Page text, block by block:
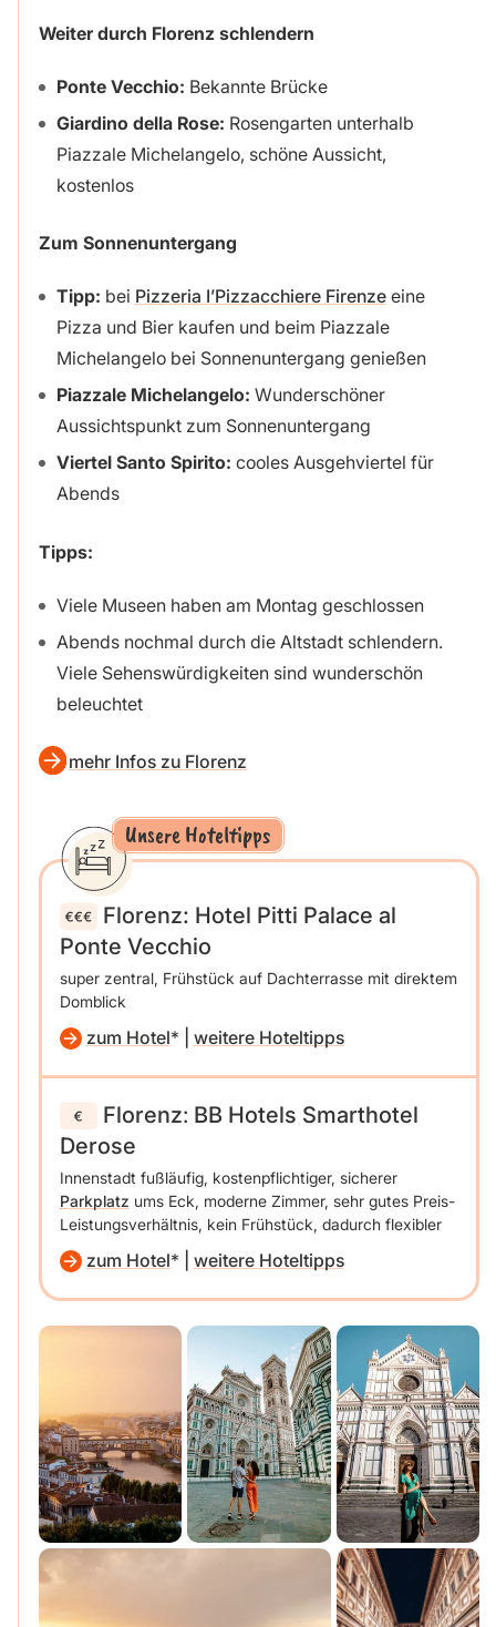
Weiter durch Florenz schlendern
Ponte Vecchio: Bekannte Brücke
Giardino della Rose: Rosengarten unterhalb
Piazzale Michelangelo, schöne Aussicht,
kostenlos
Zum Sonnenuntergang
Tipp: bei Pizzeria I’Pizzacchiere Firenzeeine
Pizza und Bier kaufen und beim Piazzale
Michelangelo bei Sonnenuntergang genießen
Piazzale Michelangelo: Wunderschöner
Aussichtspunkt zum Sonnenuntergang
Viertel Santo Spirito: cooles Ausgehviertel für
Abends
Tipps:
Viele Museen haben am Montag geschlossen
Abends nochmal durch die Altstadt schlendern.
Viele Sehenswürdigkeiten sind wunderschön
beleuchtet
mehr Infos zu Florenz
Unsere Hoteltipps
Florenz: Hotel Pitti Palace al
Ponte Vecchio
super zentral, Frühstück auf Dachterrasse mit direktem
Domblick
zum Hotel weitere Hoteltipps
Florenz: BB Hotels Smarthotel
Derose
Innenstadt fußläufig, kostenpflichtiger, sicherer
Parkplatz ums Eck, moderne Zimmer, sehr gutes Preis-
Leistungsverhältnis, kein Frühstück, dadurch flexibler
zum Hotel weitere Hoteltipps